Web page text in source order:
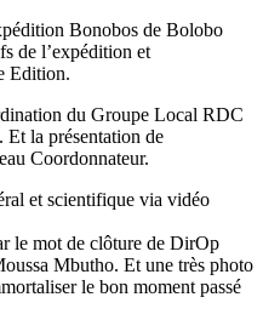
Bonobos de Bolobo
de l’expédition et
Edition.
du Groupe Local RDC
la présentation de
Coordonnateur.
et scientifique via vidéo
le mot de clôture de DirOp
Mbutho. Et une très photo
le bon moment passé